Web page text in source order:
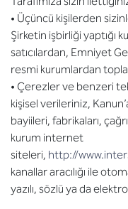
• Üçüncü kişilerden
Şirketin işbirliği yaptığı
satıcılardan, Emniyet
resmi kurumlardan
• Çerezler ve benzeri
kişisel verileriniz,
bayiileri, fabrikaları,
kurum internet
siteleri, http://
kanallar aracılığı ile
yazılı, sözlü ya da